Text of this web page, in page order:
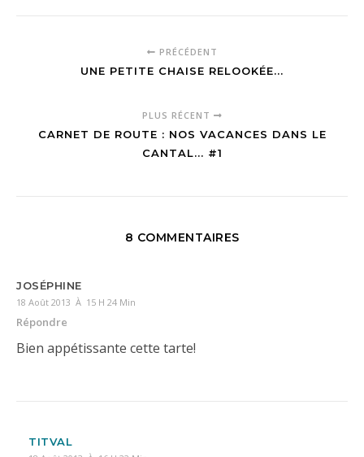
PRÉCÉDENT
UNE PETITE CHAISE RELOOKÉE...
PLUS RÉCENT
CARNET DE ROUTE : NOS VACANCES DANS LE
CANTAL... #1
8 COMMENTAIRES
JOSÉPHINE
18 Août 2013 À 15 H 24 Min
Répondre
Bien appétissante cette tarte!
TITVAL